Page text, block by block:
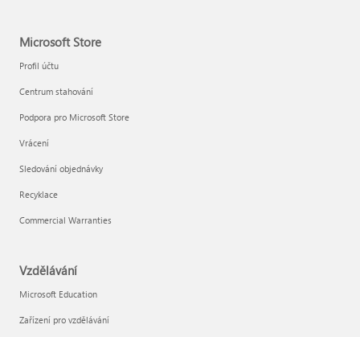
Microsoft Store
Profil účtu
Centrum stahování
Podpora pro Microsoft Store
Vrácení
Sledování objednávky
Recyklace
Commercial Warranties
Vzdělávání
Microsoft Education
Zařízení pro vzdělávání